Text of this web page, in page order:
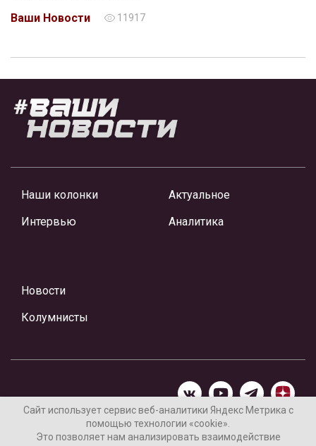
Ваши Новости
11917
Наши колонки
Интервью
Актуальное
Аналитика
Новости
Колумнисты
Материалы предоставлены редакцией Интернет-газеты
«Ваши новости»
Сайт использует сервис веб-аналитики Яндекс Метрика с
помощью технологии «cookie».
Это позволяет нам анализировать взаимодействие